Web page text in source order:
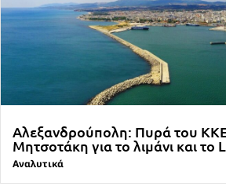
Αλεξανδρούπολη: Πυρά του
Μητσοτάκη για το λιμάνι και το
Αναλυτικά